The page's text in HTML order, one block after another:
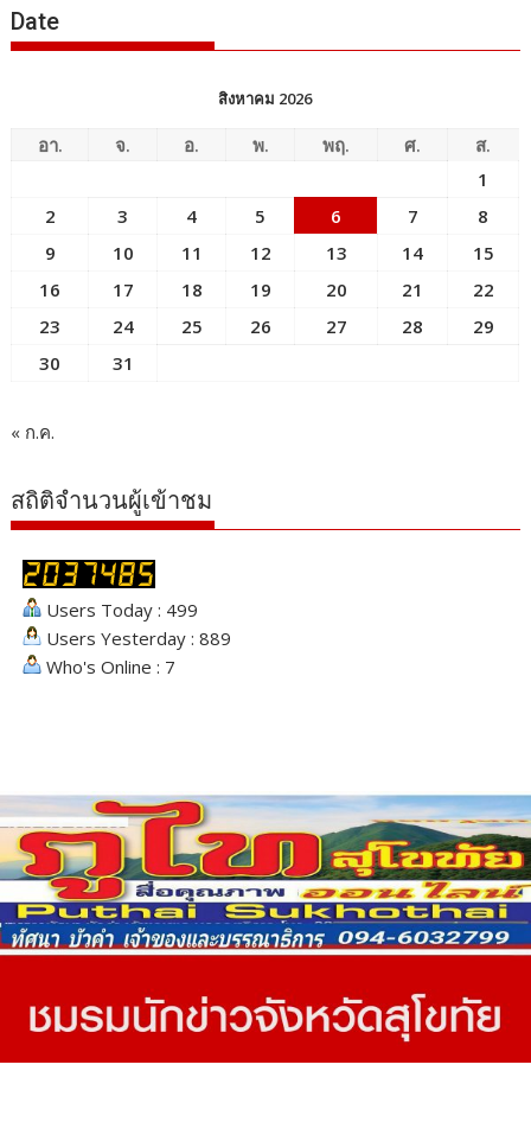
Date
สิงหาคม 2026
อา. จ. อ. พ. พฤ. ศ.
ส.
1
2
3 4 5 6 7
8
9
10 11 12 13 14
15
16
17 18 19 20 21
22
23
24 25 26 27 28
29
30
31
« ก.ค.
สถิติจำนวนผู้เข้าชม
Users Today : 499
Users Yesterday : 889
Who's Online : 7